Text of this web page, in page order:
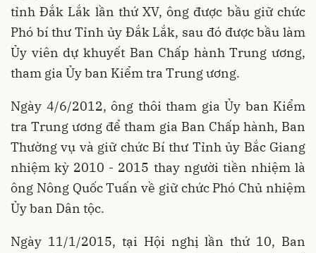
tỉnh Đắk Lắk lần thứ XV, ông được bầu giữ chức
Phó bí thư Tỉnh ủy Đắk Lắk, sau đó được bầu làm
Ủy viên dự khuyết Ban Chấp hành Trung ương,
tham gia Ủy ban Kiểm tra Trung ương.
Ngày 4/6/2012, ông thôi tham gia Ủy ban Kiểm
tra Trung ương để tham gia Ban Chấp hành, Ban
Thường vụ và giữ chức Bí thư Tỉnh ủy Bắc Giang
nhiệm kỳ 2010 - 2015 thay người tiền nhiệm là
ông Nông Quốc Tuấn về giữ chức Phó Chủ nhiệm
Ủy ban Dân tộc.
Ngày 11/1/2015, tại Hội nghị lần thứ 10, Ban